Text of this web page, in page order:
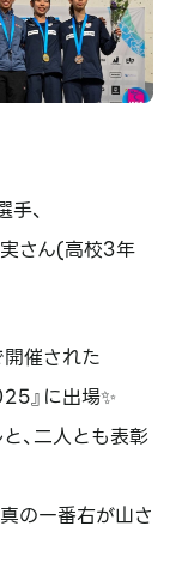
、
さん(高校3年
催された
』に出場✨
、二人とも表彰
の一番右が山さ